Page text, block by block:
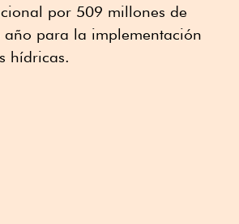
por 509 millones de
año para la implementación
hídricas.